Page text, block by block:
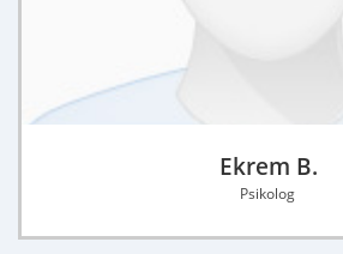
Ekrem B.
Psikolog